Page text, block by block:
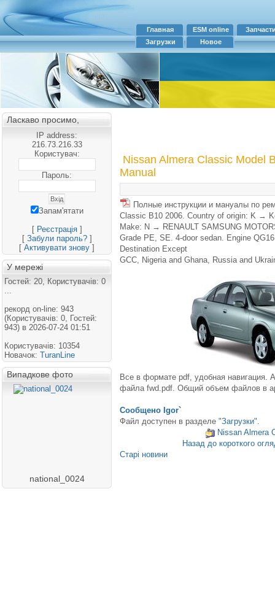
Главная ESM online
Загрузки
Новое
Ласкаво просимо,
IP address:
216.73.216.33
Користувач:
Пароль:
Запам'ятати
[ Реєстрація]
[ Забули пароль?]
[ Активувати знову ]
У мережі
Гостей: 20, Користувачів: 0
...
рекорд on-line: 943
(Користувачів: 0, Гостей:
943) в 2026-07-24 01:51
Користувачів: 10354
Новачок: TuranLine
Випадкове фото
national_0024
Nissan Almera Classic Model
Manual
Полные инструкции и мануалы по
Classic B10 2006. Country of origin: K →
Make: N → RENAULT SAMSUNG
Grade PE, SE. 4-door sedan. Engine
Destination Except
GCC, Nigeria and Ghana, Russia and
Все в формате pdf, удобная навигация.
файла fwd.pdf. Общий объем файлов в
Сообщено Igor`
Файл доступен в разделе "Загрузки".
Nissan Almera
Назад до короткого
Старі новини